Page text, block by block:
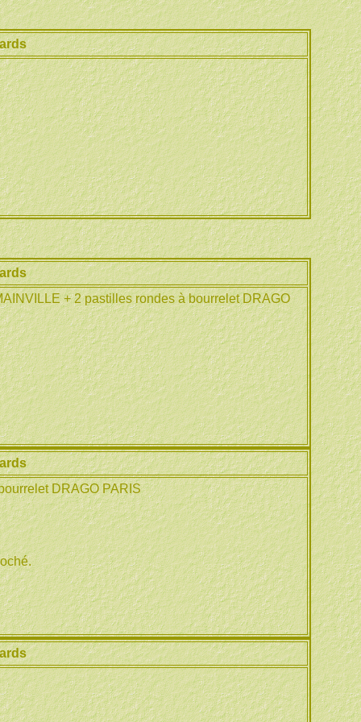
+ 2 pastilles rondes à bourrelet DRAGO
DRAGO PARIS